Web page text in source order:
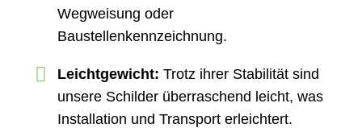
Wegweisung oder
Baustellenkennzeichnung.
Leichtgewicht:Trotz ihrer Stabilität sind
unsere Schilder überraschend leicht, was
Installation und Transport erleichtert.